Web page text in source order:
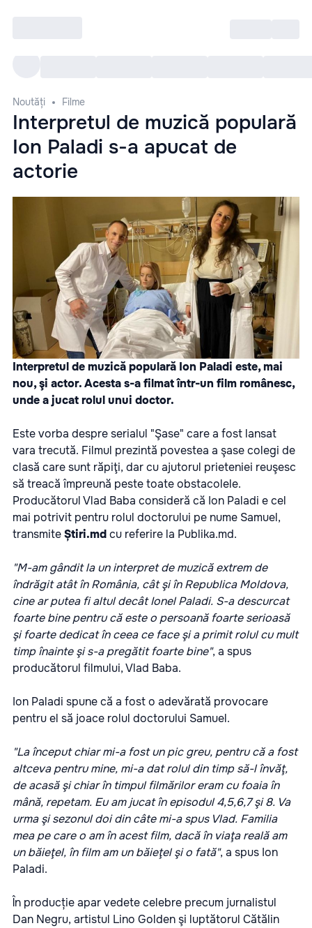
Noutăți Filme
Interpretul de muzică populară
Ion Paladi s-a apucat de
actorie
Interpretul de muzică populară Ion Paladi este, mai
nou, şi actor. Acesta s-a filmat într-un film românesc,
unde a jucat rolul unui doctor.
Este vorba despre serialul "Şase" care a fost lansat
vara trecută. Filmul prezintă povestea a şase colegi de
clasă care sunt răpiţi, dar cu ajutorul prieteniei reuşesc
să treacă împreună peste toate obstacolele.
Producătorul Vlad Baba consideră că Ion Paladi e cel
mai potrivit pentru rolul doctorului pe nume Samuel,
transmiteȘtiri.mdcu referire la Publika.md.
"M-am gândit la un interpret de muzică extrem de
îndrăgit atât în România, cât şi în Republica Moldova,
cine ar putea fi altul decât Ionel Paladi. S-a descurcat
foarte bine pentru că este o persoană foarte serioasă
şi foarte dedicat în ceea ce face şi a primit rolul cu mult
timp înainte şi s-a pregătit foarte bine", a spus
producătorul filmului, Vlad Baba.
Ion Paladi spune că a fost o adevărată provocare
pentru el să joace rolul doctorului Samuel.
"La început chiar mi-a fost un pic greu, pentru că a fost
altceva pentru mine, mi-a dat rolul din timp să-l învăţ,
de acasă şi chiar în timpul filmărilor eram cu foaia în
mână, repetam. Eu am jucat în episodul 4,5,6,7 şi 8. Va
urma şi sezonul doi din câte mi-a spus Vlad. Familia
mea pe care o am în acest film, dacă în viaţa reală am
un băieţel, în film am un băieţel şi o fată", a spus Ion
Paladi.
În producție apar vedete celebre precum jurnalistul
Dan Negru, artistul Lino Golden şi luptătorul Cătălin